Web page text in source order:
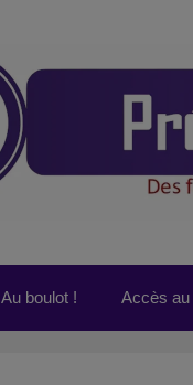
Au boulot ! Accès au